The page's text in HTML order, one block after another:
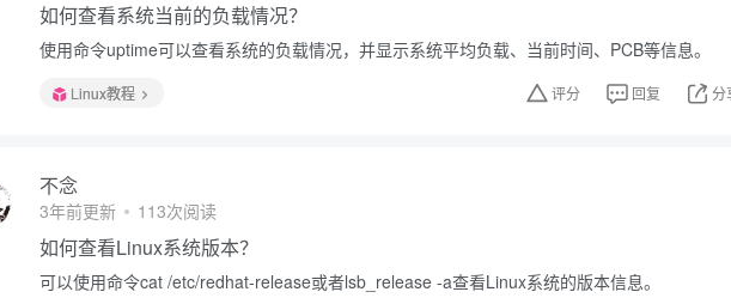
如何查看系统当前的负载情况？
使用命令uptime可以查看系统的负载情况，并显示系统平均负载、当前时间、PCB等信息。
Linux教程 评分 回复 分
不念
3年前更新 113次阅读
如何查看Linux系统版本？
可以使用命令cat /etc/redhat-release或者lsb_release -a查看Linux系统的版本信息。